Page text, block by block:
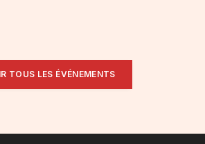
TOUS LES ÉVÉNEMENTS